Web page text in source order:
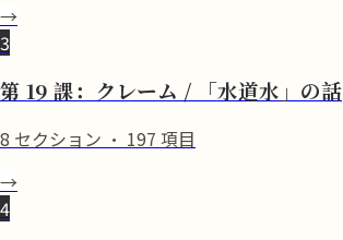
→
3
第 19 課：クレーム / 「水道水」の話
8 セクション · 197 項目
→
4